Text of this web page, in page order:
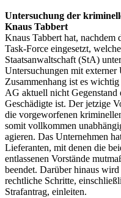
Untersuchung der
Knaus Tabbert
Knaus Tabbert hat,
Task‐Force eingesetzt,
Staatsanwaltschaft (StA)
Untersuchungen mit externer
Zusammenhang ist es
AG aktuell nicht Gegenstand
Geschädigte ist. Der jetzige
die vorgeworfenen
somit vollkommen
agieren. Das Unternehmen
Lieferanten, mit denen die
entlassenen Vorstände
beendet. Darüber hinaus
rechtliche Schritte,
Strafantrag, einleiten.